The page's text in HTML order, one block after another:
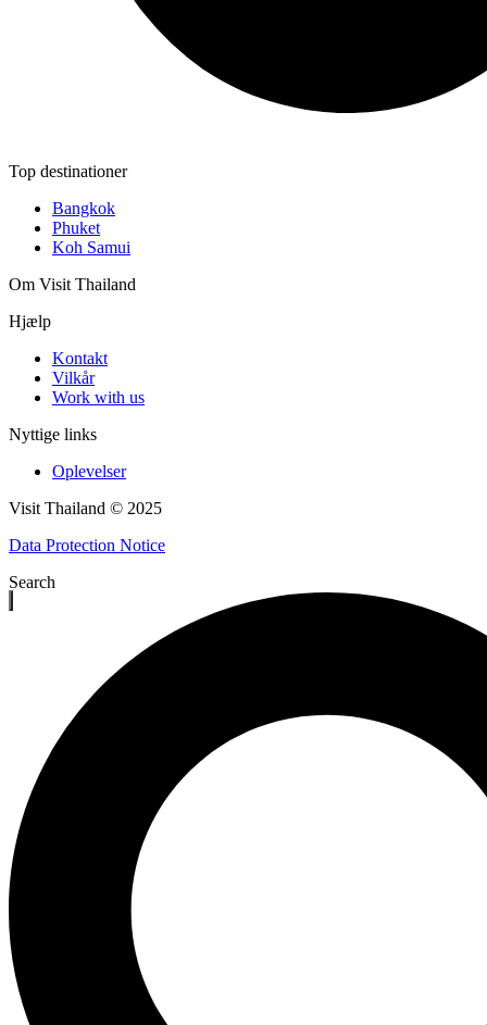
Top destinationer
Bangkok
Phuket
Koh Samui
Om Visit Thailand
Hjælp
Kontakt
Vilkår
Work with us
Nyttige links
Oplevelser
Visit Thailand © 2025
Data Protection Notice
Search